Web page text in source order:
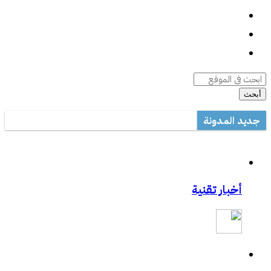
أبحث
جديد المدونة
مشاركتي بصحيفة مكة:المواجهة السابقة تردع هجمات الفدية
مشاركتي الثانية بعكاظ:وسائل التواصل الاجتماعي.. منصة لممارسة
مشاركتي بعكاظ :ضوابط لحماية التعاملات الإلكترونية من السرقة
أخبار تقنية